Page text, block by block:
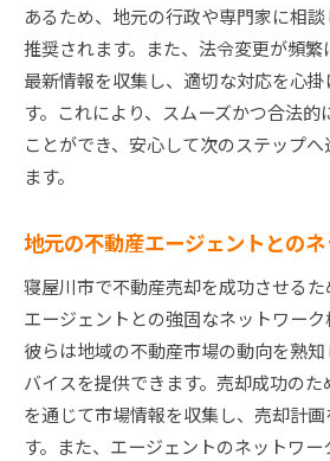
あるため、地元の行政や専門家に相
推奨されます。また、法令変更が頻
最新情報を収集し、適切な対応を心
す。これにより、スムーズかつ合法的
ことができ、安心して次のステップ
ます。
地元の不動産エージェントとの
寝屋川市で不動産売却を成功させる
エージェントとの強固なネットワーク
彼らは地域の不動産市場の動向を熟
バイスを提供できます。売却成功の
を通じて市場情報を収集し、売却計
す。また、エージェントのネットワー